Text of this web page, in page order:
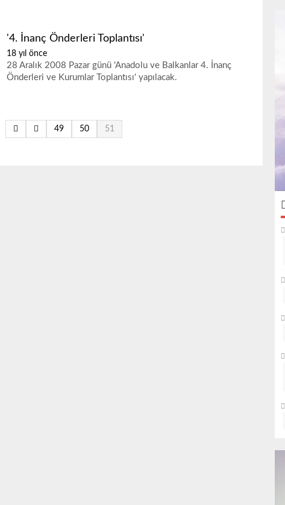
'4. İnanç Önderleri Toplantısı'
18 yıl önce
28 Aralık 2008 Pazar günü 'Anadolu ve Balkanlar 4. İnanç
Önderleri ve Kurumlar Toplantısı' yapılacak.
49 50 51